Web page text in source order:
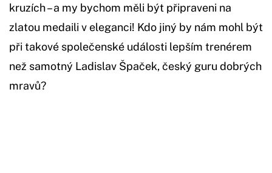
kruzích – a my bychom měli být připraveni na
zlatou medaili v eleganci! Kdo jiný by nám mohl být
při takové společenské události lepším trenérem
než samotný Ladislav Špaček, český guru dobrých
mravů?